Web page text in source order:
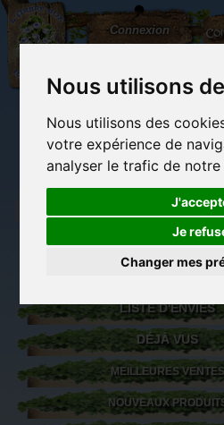
Nous utilisons
Nous utilisons des
votre expérience de
analyser le trafic de notre
Je
Changer mes
L'Arbre
aux
100.000
Connexion
(vide)
Librairie des
Carterie
originale
LISTE D'ENVIES
DÉJÀ VUS
MEILLEURES VENTES
NOUVEAUX